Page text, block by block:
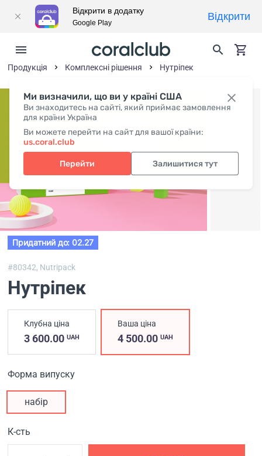
Ми визначили, що ви у країні США
Ви знаходитесь на сайті, який приймає замовлення
для країни Україна
Ви можете перейти на сайт для вашої країни:
us.coral.club
Перейти Залишитися тут
Продукція Комплексні рішення Нутрiпек
Придатний до: 02.27
#80342, Nutripack
Нутрiпек
Клубна ціна
3 600.00 UAH
Ваша ціна
4 500.00UAH
Форма випуску
набір
К-сть
Відкрити в додатку
Google Play
Відкрити